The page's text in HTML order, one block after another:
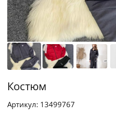
Костюм
Артикул: 13499767